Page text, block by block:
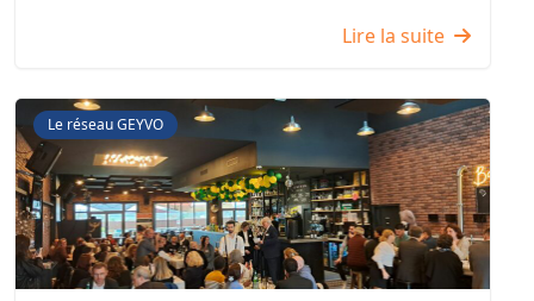
Lire la suite
Le réseau GEYVO